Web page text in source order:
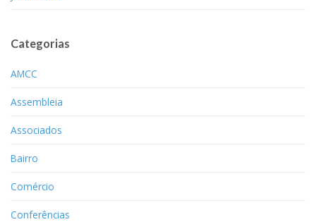
Categorias
AMCC
Assembleia
Associados
Bairro
Comércio
Conferências